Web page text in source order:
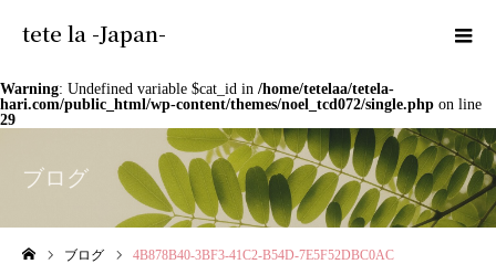
tete la -Japan-
Warning: Undefined variable $cat_id in /home/tetelaa/tetela-
hari.com/public_html/wp-content/themes/noel_tcd072/single.php on line
29
ブログ
ブログ 4B878B40-3BF3-41C2-B54D-7E5F52DBC0AC